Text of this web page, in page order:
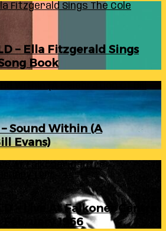
Fitzgerald Sings The Cole
– Ella Fitzgerald Sings
Book
– Sound Within (A
Evans)
At Falkoner Centre
1966
– Live At Falkoner Centre
February 1966